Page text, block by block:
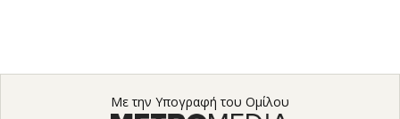
Με την Υπογραφή του Ομίλου